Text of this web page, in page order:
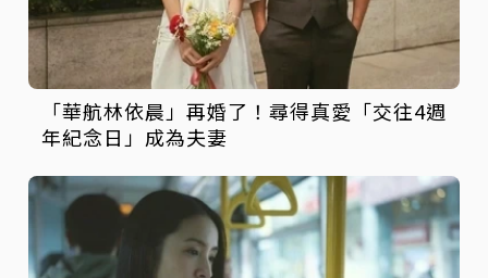
「華航林依晨」再婚了！尋得真愛「交往4週
年紀念日」成為夫妻